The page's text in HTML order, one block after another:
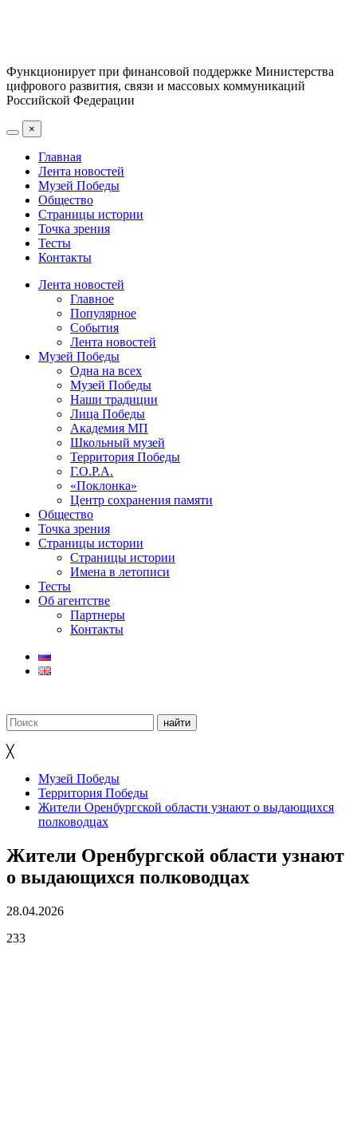
Функционирует при финансовой поддержке Министерства
цифрового развития, связи и массовых коммуникаций
Российской Федерации
×
Главная
Лента новостей
Музей Победы
Общество
Страницы истории
Точка зрения
Тесты
Контакты
Лента новостей
Главное
Популярное
События
Лента новостей
Музей Победы
Одна на всех
Музей Победы
Наши традиции
Лица Победы
Академия МП
Школьный музей
Территория Победы
Г.О.Р.А.
«Поклонка»
Центр сохранения памяти
Общество
Точка зрения
Страницы истории
Страницы истории
Имена в летописи
Тесты
Об агентстве
Партнеры
Контакты
╳
Музей Победы
Территория Победы
Жители Оренбургской области узнают о выдающихся
полководцах
Жители Оренбургской области узнают
о выдающихся полководцах
28.04.2026
233